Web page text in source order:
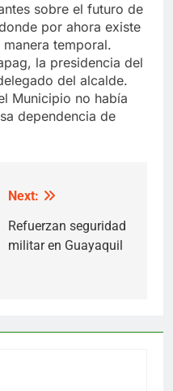
sobre el futuro de
por ahora existe
temporal.
la presidencia del
del alcalde.
Municipio no había
dependencia de
Next:
Refuerzan seguridad
militar en Guayaquil